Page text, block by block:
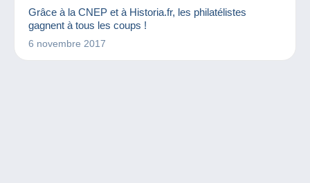
Grâce à la CNEP et à Historia.fr, les philatélistes
gagnent à tous les coups !
6 novembre 2017